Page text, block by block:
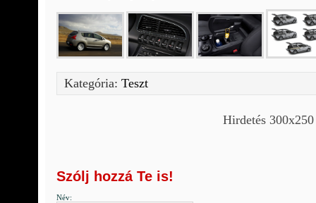
Kategória: Teszt
Hirdetés 300x250
Szólj hozzá Te is!
Név: